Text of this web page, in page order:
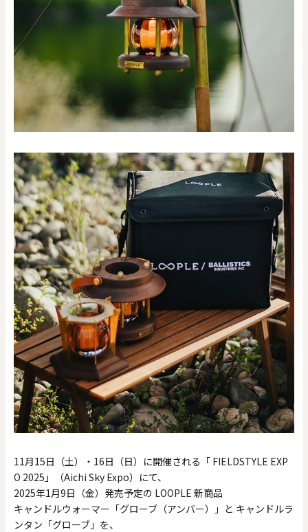
11月15日（土）・16日（日）に開催される「 FIELDSTYLE EXP
O 2025」（Aichi Sky Expo）にて、
2025年1月9日（金）発売予定の LOOPLE 新商品
キャンドルウォーマー「グローブ（アンバー）」と キャンドルラ
ンタン「グローブ」を、